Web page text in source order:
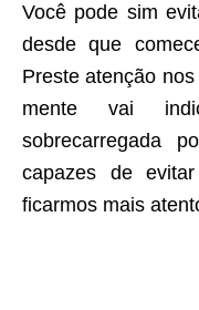
Você pode sim
desde que
Preste atenção
mente vai
sobrecarregada
capazes de
ficarmos mais